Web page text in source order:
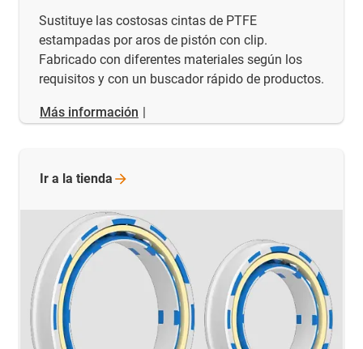
Sustituye las costosas cintas de PTFE
estampadas por aros de pistón con clip.
Fabricado con diferentes materiales según los
requisitos y con un buscador rápido de productos.
Más información
Ir a la tienda